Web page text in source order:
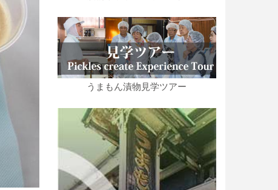
うまもん漬物見学ツアー